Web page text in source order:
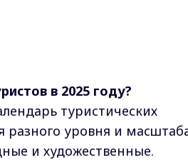
в 2025 году?
туристических
разного уровня и
и художественные.